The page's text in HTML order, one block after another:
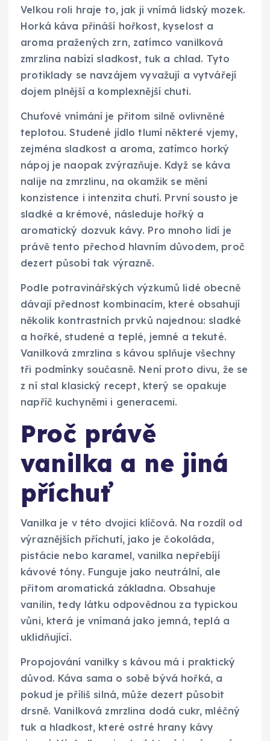
Velkou roli hraje to, jak ji vnímá lidský mozek.
Horká káva přináší hořkost, kyselost a
aroma pražených zrn, zatímco vanilková
zmrzlina nabízí sladkost, tuk a chlad. Tyto
protiklady se navzájem vyvažují a vytvářejí
dojem plnější a komplexnější chuti.
Chuťové vnímání je přitom silně ovlivněné
teplotou. Studené jídlo tlumí některé vjemy,
zejména sladkost a aroma, zatímco horký
nápoj je naopak zvýrazňuje. Když se káva
nalije na zmrzlinu, na okamžik se mění
konzistence i intenzita chutí. První sousto je
sladké a krémové, následuje hořký a
aromatický dozvuk kávy. Pro mnoho lidí je
právě tento přechod hlavním důvodem, proč
dezert působí tak výrazně.
Podle potravinářských výzkumů lidé obecně
dávají přednost kombinacím, které obsahují
několik kontrastních prvků najednou: sladké
a hořké, studené a teplé, jemné a tekuté.
Vanilková zmrzlina s kávou splňuje všechny
tři podmínky současně. Není proto divu, že se
z ní stal klasický recept, který se opakuje
napříč kuchyněmi i generacemi.
Proč právě
vanilka a ne jiná
příchuť
Vanilka je v této dvojici klíčová. Na rozdíl od
výraznějších příchutí, jako je čokoláda,
pistácie nebo karamel, vanilka nepřebíjí
kávové tóny. Funguje jako neutrální, ale
přitom aromatická základna. Obsahuje
vanilin, tedy látku odpovědnou za typickou
vůni, která je vnímaná jako jemná, teplá a
uklidňující.
Propojování vanilky s kávou má i praktický
důvod. Káva sama o sobě bývá hořká, a
pokud je příliš silná, může dezert působit
drsně. Vanilková zmrzlina dodá cukr, mléčný
tuk a hladkost, které ostré hrany kávy